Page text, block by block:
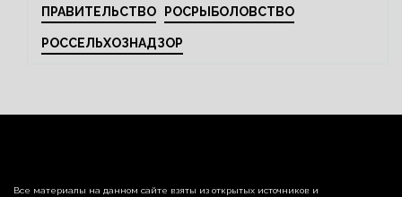
ПРАВИТЕЛЬСТВО РОСРЫБОЛОВСТВО
РОССЕЛЬХОЗНАДЗОР
Все материалы на данном сайте взяты из открытых источников и